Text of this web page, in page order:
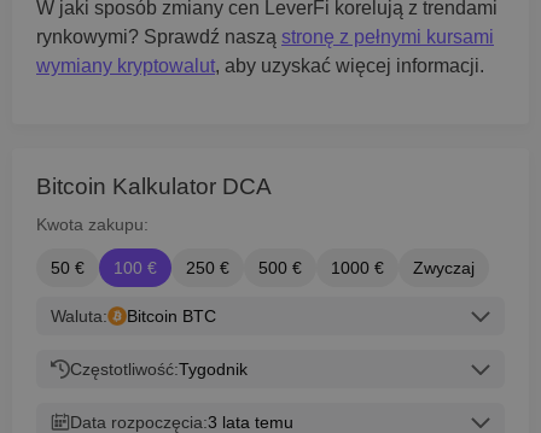
W jaki sposób zmiany cen LeverFi korelują z trendami
rynkowymi? Sprawdź naszą stronę z pełnymi kursami
wymiany kryptowalut, aby uzyskać więcej informacji.
Bitcoin Kalkulator DCA
Kwota zakupu:
50 € 100 € 250 € 500 € 1000 € Zwyczaj
Waluta: Bitcoin BTC
Częstotliwość:Tygodnik
Data rozpoczęcia:3 lata temu